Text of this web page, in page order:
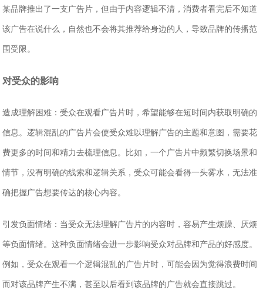
某品牌推出了一支广告片，但由于内容逻辑不清，消费者看完后不知道
该广告在说什么，自然也不会将其推荐给身边的人，导致品牌的传播范
围受限。
对受众的影响
‌造成理解困难‌：受众在观看广告片时，希望能够在短时间内获取明确的
信息。逻辑混乱的广告片会使受众难以理解广告的主题和意图，需要花
费更多的时间和精力去梳理信息。比如，一个广告片中频繁切换场景和
情节，没有明确的线索和逻辑关系，受众可能会看得一头雾水，无法准
确把握广告想要传达的核心内容。
‌引发负面情绪‌：当受众无法理解广告片的内容时，容易产生烦躁、厌烦
等负面情绪。这种负面情绪会进一步影响受众对品牌和产品的好感度。
例如，受众在观看一个逻辑混乱的广告片时，可能会因为觉得浪费时间
而对该品牌产生不满，甚至以后看到该品牌的广告就会直接跳过。